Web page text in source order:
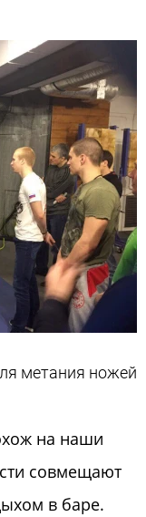
метания ножей
на наши
совмещают
в баре.